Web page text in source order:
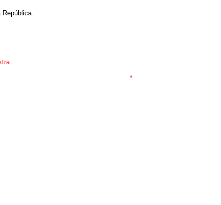
República.
*